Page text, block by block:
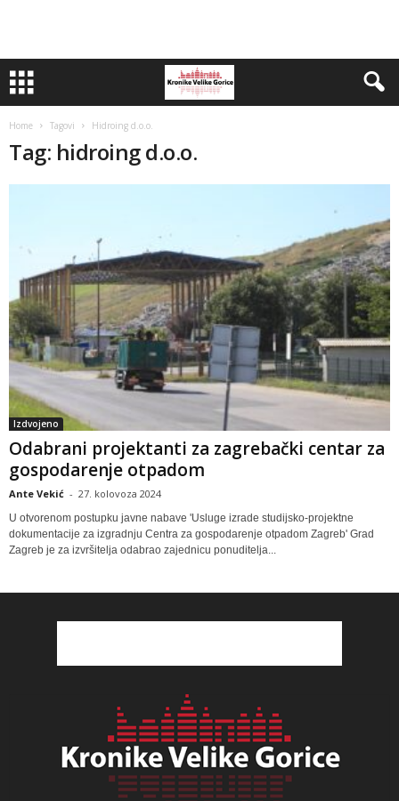
Home Tagovi Hidroing d.o.o.
Tag: hidroing d.o.o.
Izdvojeno
Odabrani projektanti za zagrebački centar za
gospodarenje otpadom
Ante Vekić - 27. kolovoza 2024
U otvorenom postupku javne nabave 'Usluge izrade studijsko-projektne
dokumentacije za izgradnju Centra za gospodarenje otpadom Zagreb' Grad
Zagreb je za izvršitelja odabrao zajednicu ponuditelja...